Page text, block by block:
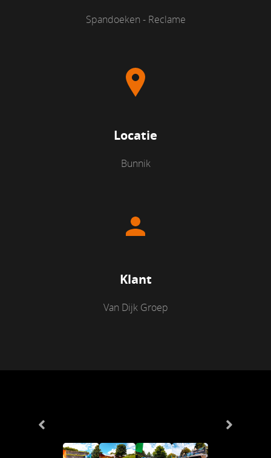
Spandoeken - Reclame
Locatie
Bunnik
Klant
Van Dijk Groep